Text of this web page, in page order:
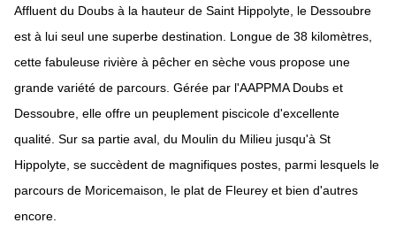
Affluent du Doubs à la hauteur de Saint Hippolyte, le Dessoubre
est à lui seul une superbe destination. Longue de 38 kilomètres,
cette fabuleuse rivière à pêcher en sèche vous propose une
grande variété de parcours. Gérée par l'AAPPMA Doubs et
Dessoubre, elle offre un peuplement piscicole d'excellente
qualité. Sur sa partie aval, du Moulin du Milieu jusqu'à St
Hippolyte, se succèdent de magnifiques postes, parmi lesquels le
parcours de Moricemaison, le plat de Fleurey et bien d'autres
encore.